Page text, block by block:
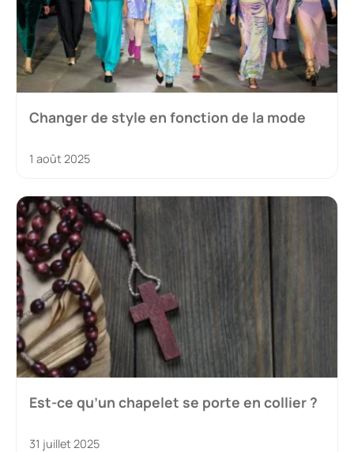
Changer de style en fonction de la mode
1 août 2025
Est-ce qu’un chapelet se porte en collier ?
31 juillet 2025